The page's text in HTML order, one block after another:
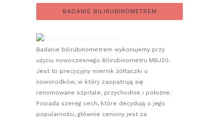
BADANIE BILIRUBINOMETREM
Badanie bilirubinometrem wykonujemy przy
użyciu nowoczesnego Bilirubinometru MBJ20.
Jest to precyzyjny miernik żółtaczki u
noworodków, w który zaopatrują się
renomowane szpitale, przychodnie i położne.
Posiada szereg cech, które decydują o jego
popularności, głównie ceniony jest za